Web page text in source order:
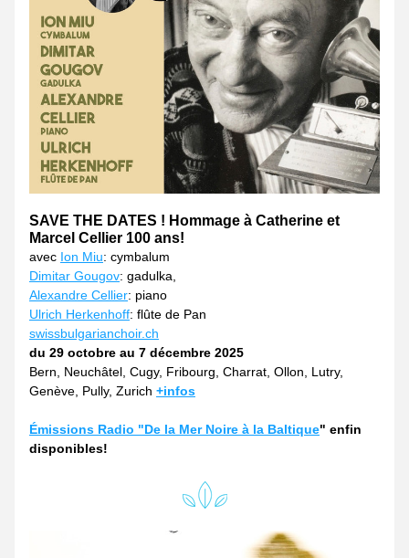
SAVE THE DATES ! Hommage à Catherine et
Marcel Cellier 100 ans!
avec Ion Miu: cymbalum
Dimitar Gougov: gadulka,
Alexandre Cellier: piano
Ulrich Herkenhoff: flûte de Pan
swissbulgarianchoir.ch
du 29 octobre au 7 décembre 2025
Bern, Neuchâtel, Cugy, Fribourg, Charrat, Ollon, Lutry,
Genève, Pully, Zurich +infos
Émissions Radio "De la Mer Noire à la Baltique" enfin
disponibles!